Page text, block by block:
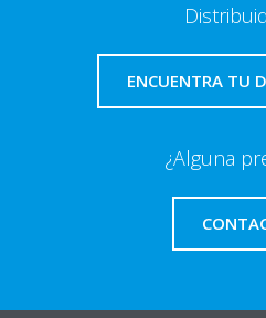
ENCUENTRA TU
¿Alguna